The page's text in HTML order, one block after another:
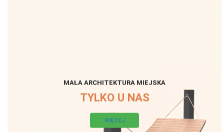
MAŁA ARCHITEKTURA MIEJSKA
TYLKO U NAS
WIĘCEJ